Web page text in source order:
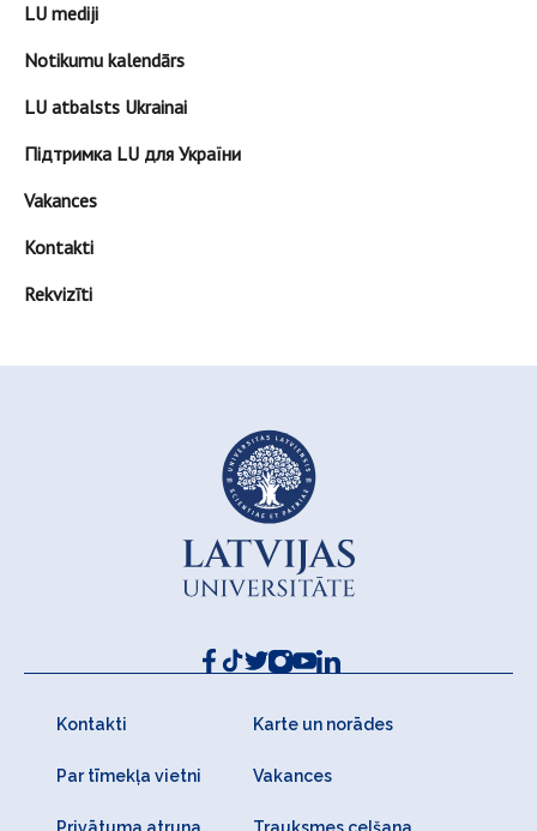
LU mediji
Notikumu kalendārs
LU atbalsts Ukrainai
Підтримка LU для України
Vakances
Kontakti
Rekvizīti
Kontakti Karte un norādes
Par tīmekļa vietni Vakances